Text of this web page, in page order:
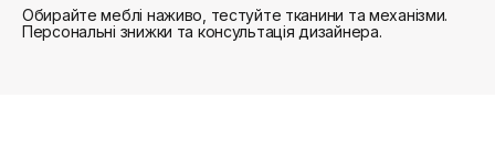
Обирайте меблі наживо, тестуйте тканини та механізми.
Персональні знижки та консультація дизайнера.